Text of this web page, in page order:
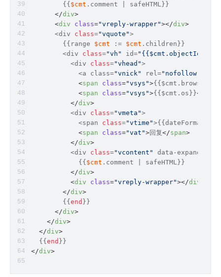
        {{
$cmt .comment | safeHTML}}
</div>
<div class="vreply-wrapper"></div>
      <div
class="vquote">
        {{range
$cmt := $cmt .children}}
        <div
class="vh" id="{{$cmt.objectId}}"
          <div
class="vhead">
            <a class=
"vnick" rel="nofollow"
<span class="vsys">{{$cmt.browser}}
<span class="vsys">{{$cmt.os}}</
</div>
          <div
class="vmeta">
            <span
class="vtime">{{dateFormat
<span class="vat">回复</span>
</div>
          <div
class="vcontent" data-expand=
            {{
$cmt .comment | safeHTML}}
</div>
<div class="vreply-wrapper"></div
</div>
        {{
end }}
</div>
</div>
</div>
  {{
end }}
</div>